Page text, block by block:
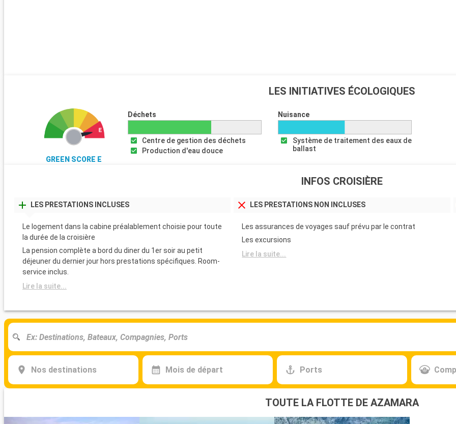
LES INITIATIVES ÉCOLOGIQUES
GREEN SCORE E
Déchets
Centre de gestion des déchets
Production d'eau douce
Nuisance
Système de traitement des eaux de
ballast
INFOS CROISIÈRE
LES PRESTATIONS INCLUSES
Le logement dans la cabine préalablement choisie pour toute
la durée de la croisière
La pension complète a bord du diner du 1er soir au petit
déjeuner du dernier jour hors prestations spécifiques. Room-
service inclus.
Lire la suite...
LES PRESTATIONS NON INCLUSES
Les assurances de voyages sauf prévu par le contrat
Les excursions
Lire la suite...
Nos destinations Mois de départ Ports
TOUTE LA FLOTTE DE AZAMARA